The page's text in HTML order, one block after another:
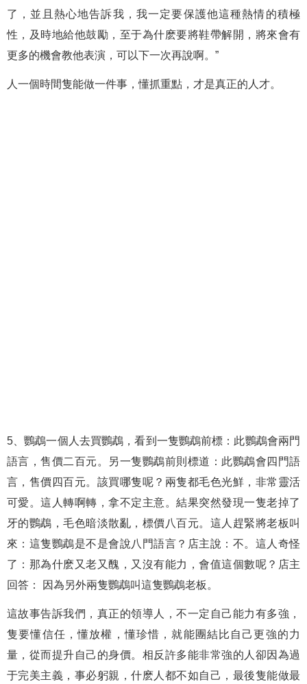
了，並且熱心地告訴我，我一定要保護他這種熱情的積極
性，及時地給他鼓勵，至于為什麽要將鞋帶解開，將來會有
更多的機會教他表演，可以下一次再說啊。”
人一個時間隻能做一件事，懂抓重點，才是真正的人才。
5、鸚鵡一個人去買鸚鵡，看到一隻鸚鵡前標：此鸚鵡會兩門
語言，售價二百元。另一隻鸚鵡前則標道：此鸚鵡會四門語
言，售價四百元。該買哪隻呢？兩隻都毛色光鮮，非常靈活
可愛。這人轉啊轉，拿不定主意。結果突然發現一隻老掉了
牙的鸚鵡，毛色暗淡散亂，標價八百元。這人趕緊將老板叫
來：這隻鸚鵡是不是會說八門語言？店主說：不。這人奇怪
了：那為什麽又老又醜，又沒有能力，會值這個數呢？店主
回答： 因為另外兩隻鸚鵡叫這隻鸚鵡老板。
這故事告訴我們，真正的領導人，不一定自己能力有多強，
隻要懂信任，懂放權，懂珍惜，就能團結比自己更強的力
量，從而提升自己的身價。相反許多能非常強的人卻因為過
于完美主義，事必躬親，什麽人都不如自己，最後隻能做最